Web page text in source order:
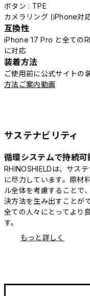
ボタン : TPE
カメラリング (iPhone対
互換性
iPhone 17 Pro と全ての
に対応
装着方法
ご使用前に公式サイトの
方法ご案内動画
サステナビリティ
循環システムで持続可
RHINOSHIELDは、サス
に尽力しています。原材
ル全体を考慮することで
決方法を生み出すことが
全ての人々にとってより
す。
もっと詳しく